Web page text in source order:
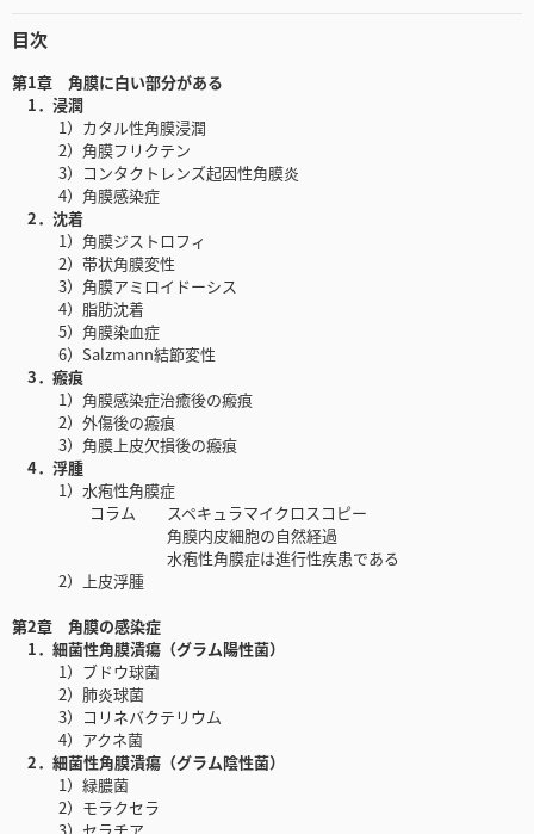
目次
第1章 角膜に白い部分がある
1．浸潤
1）カタル性角膜浸潤
2）角膜フリクテン
3）コンタクトレンズ起因性角膜炎
4）角膜感染症
2．沈着
1）角膜ジストロフィ
2）帯状角膜変性
3）角膜アミロイドーシス
4）脂肪沈着
5）角膜染血症
6）Salzmann結節変性
3．瘢痕
1）角膜感染症治癒後の瘢痕
2）外傷後の瘢痕
3）角膜上皮欠損後の瘢痕
4．浮腫
1）水疱性角膜症
コラム スペキュラマイクロスコピー
角膜内皮細胞の自然経過
水疱性角膜症は進行性疾患である
2）上皮浮腫
第2章 角膜の感染症
1．細菌性角膜潰瘍（グラム陽性菌）
1）ブドウ球菌
2）肺炎球菌
3）コリネバクテリウム
4）アクネ菌
2．細菌性角膜潰瘍（グラム陰性菌）
1）緑膿菌
2）モラクセラ